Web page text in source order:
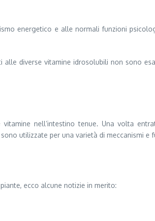
energetico e alle normali funzioni
diverse vitamine idrosolubili non sono
nell’intestino tenue. Una volta
utilizzate per una varietà di meccanismi e
ecco alcune notizie in merito: